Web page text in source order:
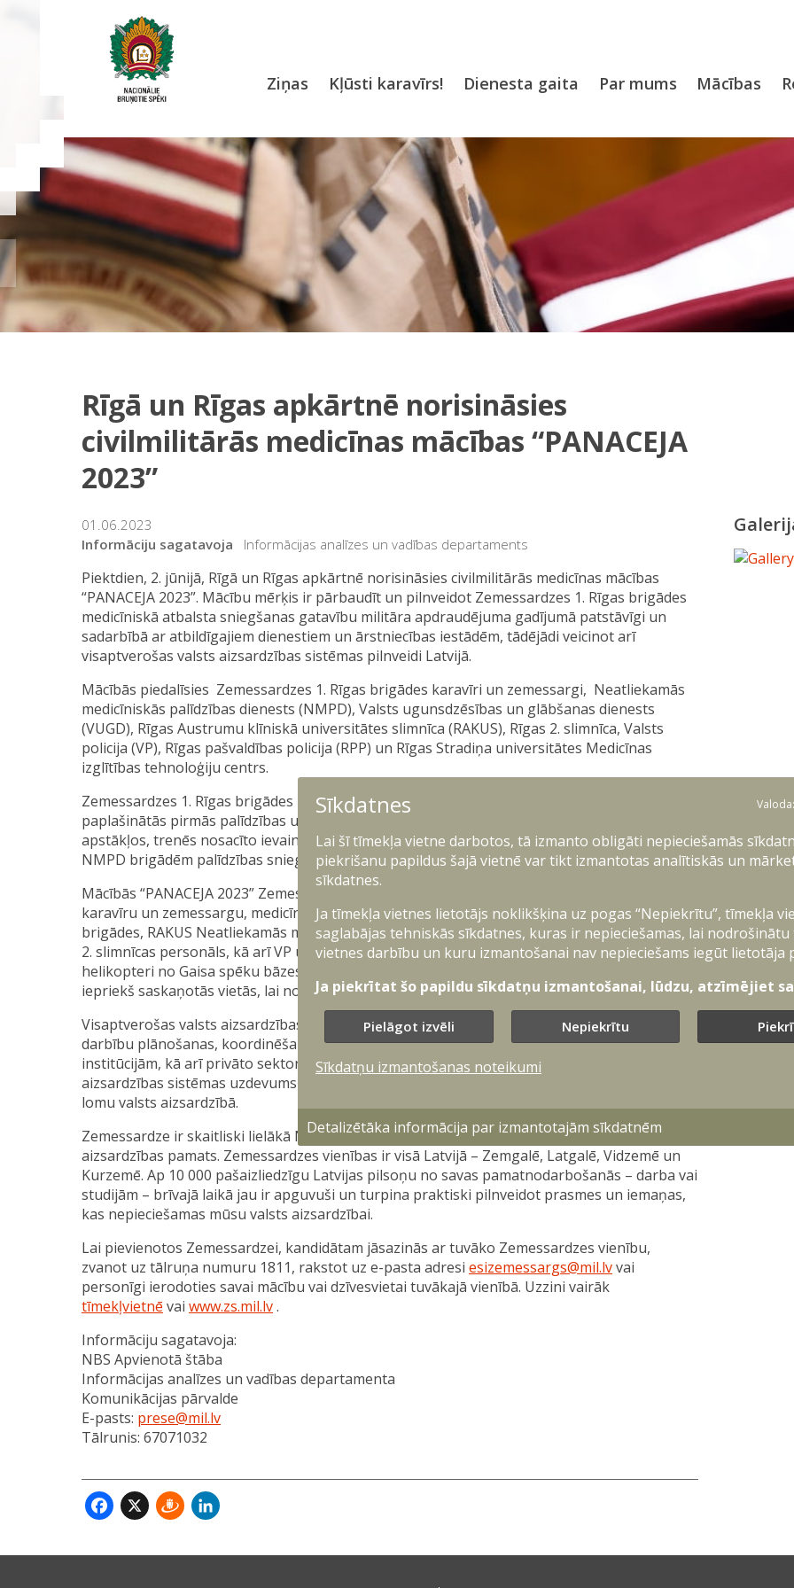
Ziņas Kļūsti karavīrs! Dienesta gaita Par mums Mācības
Rīgā un Rīgas apkārtnē norisināsies
civilmilitārās medicīnas mācības “PANACEJA
2023”
01.06.2023
Informāciju sagatavoja
Informācijas analīzes un vadības departaments
Piektdien, 2. jūnijā, Rīgā un Rīgas apkārtnē norisināsies civilmilitārās medicīnas mācības
“PANACEJA 2023”. Mācību mērķis ir pārbaudīt un pilnveidot Zemessardzes 1. Rīgas brigādes
medicīniskā atbalsta sniegšanas gatavību militāra apdraudējuma gadījumā patstāvīgi un
sadarbībā ar atbildīgajiem dienestiem un ārstniecības iestādēm, tādējādi veicinot arī
visaptverošas valsts aizsardzības sistēmas pilnveidi Latvijā.
Mācībās piedalīsies Zemessardzes 1. Rīgas brigādes karavīri un zemessargi, Neatliekamās
medicīniskās palīdzības dienests (NMPD), Valsts ugunsdzēsības un glābšanas dienests
(VUGD), Rīgas Austrumu klīniskā universitātes slimnīca (RAKUS), Rīgas 2. slimnīca, Valsts
policija (VP), Rīgas pašvaldības policija (RPP) un Rīgas Stradiņa universitātes Medicīnas
izglītības tehnoloģiju centrs.
Zemessardzes 1. Rīgas brigādes karavīri un zemessargi mācību laikā pilnveidos iemaņas
paplašinātās pirmās palīdzības un neatliekamās medicīniskās palīdzības sniegšanā krīzes
apstākļos, trenēs nosacīto ievainoto evakuāciju no apdraudētās teritorijas, viņu nodošanu
NMPD brigādēm palīdzības sniegšanai un nogādāšanai ārstniecības iestādēs.
Mācībās “PANACEJA 2023” Zemessardzes 1. Rīgas brigādes teritorijā piedalīsies aptuveni 200
karavīru un zemessargu, medicīnas rotas apakšvienības, 16 NMPD brigādes, vairākas VUGD
brigādes, RAKUS Neatliekamās medicīnas un pacientu uzņemšanas klīnikas personāls, Rīgas
2. slimnīcas personāls, kā arī VP un RPP ekipāžas. Tāpat sabiedroto bruņoto spēku
helikopteri no Gaisa spēku bāzes Lielvārdē veiks pārlidojumus virs Rīgas un nosēšanos
iepriekš saskaņotās vietās, lai nodotu nosacītos ievainotos NMPD brigādēm.
Visaptverošas valsts aizsardzības sistēmas mērķis ir sekmēt valstiski svarīgu funkciju
darbību plānošanas, koordinēšanas un partnerības sistēmas izveidošanu starp valsts
institūcijām, kā arī privāto sektoru, NVO un iedzīvotājiem. Praktiskais visaptverošas valsts
aizsardzības sistēmas uzdevums ir katrai valsts institūcijai noteikt konkrētus uzdevumus un
lomu valsts aizsardzībā.
Zemessardze ir skaitliski lielākā Nacionālo bruņoto spēku vienība un valsts teritoriālās
aizsardzības pamats. Zemessardzes vienības ir visā Latvijā – Zemgalē, Latgalē, Vidzemē un
Kurzemē. Ap 10 000 pašaizliedzīgu Latvijas pilsoņu no savas pamatnodarbošanās – darba vai
studijām – brīvajā laikā jau ir apguvuši un turpina praktiski pilnveidot prasmes un iemaņas,
kas nepieciešamas mūsu valsts aizsardzībai.
Lai pievienotos Zemessardzei, kandidātam jāsazinās ar tuvāko Zemessardzes vienību,
zvanot uz tālruņa numuru 1811, rakstot uz e-pasta adresi esizemessargs@mil.lvvai
personīgi ierodoties savai mācību vai dzīvesvietai tuvākajā vienībā. Uzzini vairāk
tīmekļvietnē vai www.zs.mil.lv.
Informāciju sagatavoja:
NBS Apvienotā štāba
Informācijas analīzes un vadības departamenta
Komunikācijas pārvalde
E-pasts: prese@mil.lv
Tālrunis: 67071032
Facebook
X Draugiem
Sīkdatnes Valoda:
Lai šī tīmekļa vietne darbotos, tā izmanto obligāti nepieciešamās
piekrišanu papildus šajā vietnē var tikt izmantotas analītiskās un
sīkdatnes.
Ja tīmekļa vietnes lietotājs noklikšķina uz pogas “Nepiekrītu”, tīmekļa
saglabājas tehniskās sīkdatnes, kuras ir nepieciešamas, lai
vietnes darbību un kuru izmantošanai nav nepieciešams iegūt lietotāja
Ja piekrītat šo papildu sīkdatņu izmantošanai, lūdzu, atzīmējiet
Pielāgot izvēli Nepiekrītu
Sīkdatņu izmantošanas noteikumi
Detalizētāka informācija par izmantotajām sīkdatnēm